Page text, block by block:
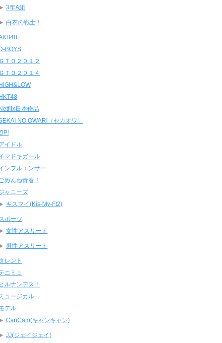
3年A組
白衣の戦士！
BOYS
ＧＴＯ２０１２
ＧＴＯ２０１４
日本作品
NO OWARI（セカオワ）
イドル
マドキガール
ンフルエンサー
ごめんね青春！
ャニーズ
キスマイ(Kis-My-Ft2)
スポーツ
女性アスリート
男性アスリート
レント
ニミュ
ヒルナンデス！
ミュージカル
デル
CanCam(キャンキャン)
JJ(ジェイジェイ)